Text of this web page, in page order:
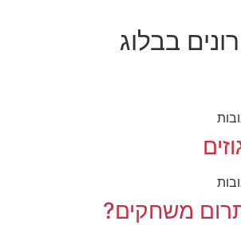
בבלוג
משחקים?